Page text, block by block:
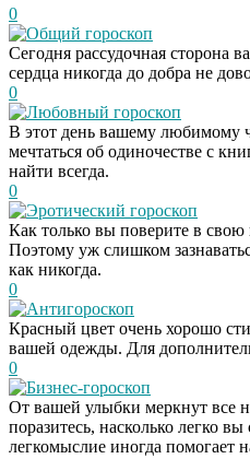
0
Общий гороскоп
Сегодня рассудочная
сердца никогда до добра не
0
Любовный гороскоп
В этот день вашему любимому
мечтаться об одиночестве с
найти всегда.
0
Эротический гороскоп
Как только вы поверите в свою
Поэтому уж слишком
как никогда.
0
Антигороскоп
Красный цвет очень хорошо
вашей одежды. Для
0
Бизнес-гороскоп
От вашей улыбки меркнут все
поразитесь, насколько легко
легкомыслие иногда помогает